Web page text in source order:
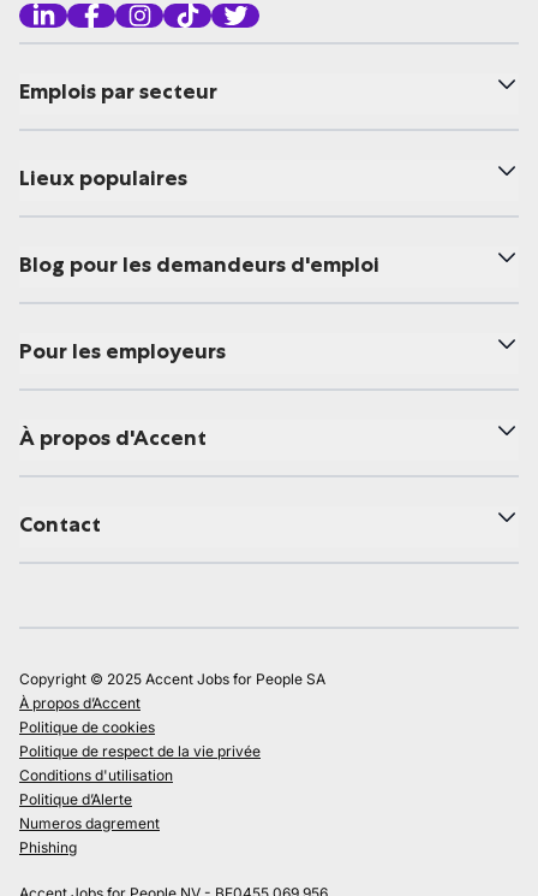
Emplois par secteur
Lieux populaires
Blog pour les demandeurs d'emploi
Pour les employeurs
À propos d'Accent
Contact
Copyright © 2025 Accent Jobs for People SA
À propos d’Accent
Politique de cookies
Politique de respect de la vie privée
Conditions d'utilisation
Politique d’Alerte
Numeros dagrement
Phishing